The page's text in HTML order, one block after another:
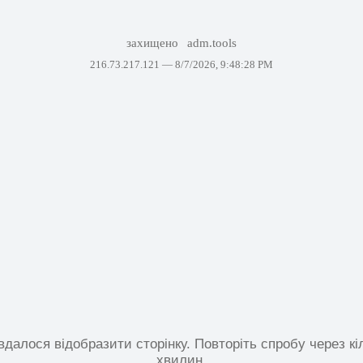
захищено adm.tools
216.73.217.121 — 8/7/2026, 9:48:28 PM
відобразити сторінку. Повторіть спробу через